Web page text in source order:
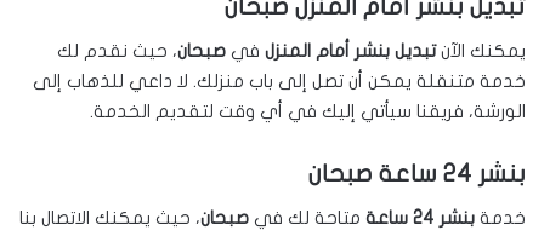
تبديل بنشر أمام المنزل صبحان
يمكنك الآنتبديل بنشر أمام المنزل في صبحان، حيث نقدم لك
خدمة متنقلة يمكن أن تصل إلى باب منزلك. لا داعي للذهاب إلى
الورشة، فريقنا سيأتي إليك في أي وقت لتقديم الخدمة.
بنشر 24 ساعة صبحان
خدمة بنشر 24 ساعة متاحة لك في صبحان، حيث يمكنك الاتصال بنا